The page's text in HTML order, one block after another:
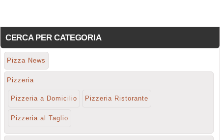
CERCA PER CATEGORIA
Pizza News
Pizzeria
Pizzeria a Domicilio Pizzeria Ristorante
Pizzeria al Taglio